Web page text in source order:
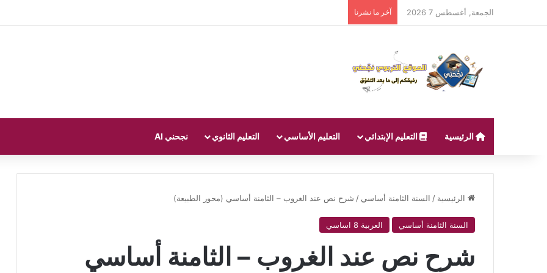
الجمعة, أغسطس 7 2026 آخر ما نشرنا
الرئيسية التعليم الإبتدائي التعليم الأساسي التعليم الثانوي نجحني AI
الرئيسية / السنة الثامنة أساسي / شرح نص عند الغروب – الثامنة أساسي (محور الطبيعة)
السنة الثامنة أساسي العربية 8 اساسي
شرح نص عند الغروب – الثامنة أساسي